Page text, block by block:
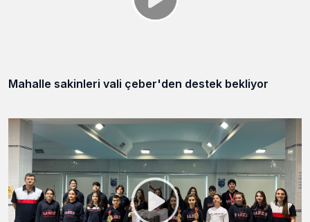
Mahalle sakinleri vali çeber'den destek bekliyor